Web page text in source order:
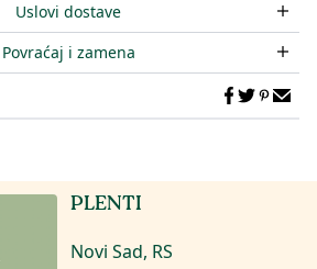
Uslovi dostave
Povraćaj i zamena
PLENTI
Novi Sad, RS